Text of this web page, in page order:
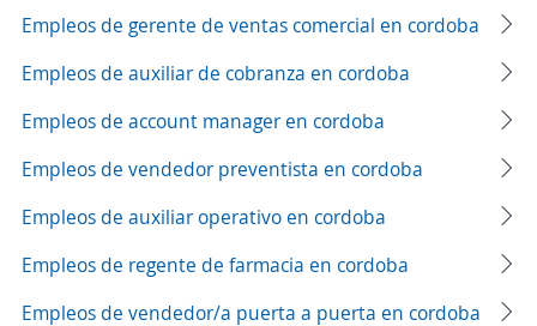
Empleos de gerente de ventas comercial en cordoba
Empleos de auxiliar de cobranza en cordoba
Empleos de account manager en cordoba
Empleos de vendedor preventista en cordoba
Empleos de auxiliar operativo en cordoba
Empleos de regente de farmacia en cordoba
Empleos de vendedor/a puerta a puerta en cordoba